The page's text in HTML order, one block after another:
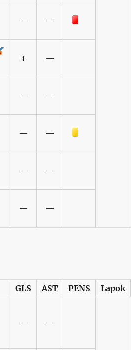
— —
Piros lap
1 —
— —
— —
Sárga lap
— —
— —
GLS AST PENS Lapok
— —